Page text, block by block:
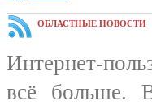
ОБЛАСТНЫЕ НОВОСТИ
Интернет-
всё больше.